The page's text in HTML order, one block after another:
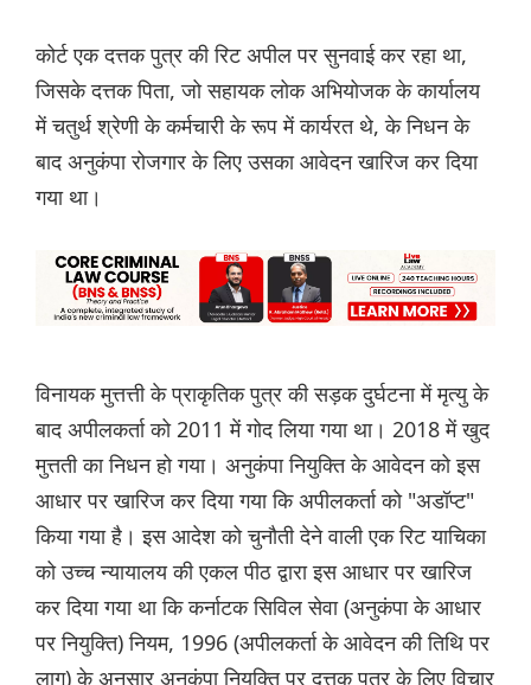
कोर्ट एक दत्तक पुत्र की रिट अपील पर सुनवाई कर रहा था,
जिसके दत्तक पिता, जो सहायक लोक अभियोजक के कार्यालय
में चतुर्थ श्रेणी के कर्मचारी के रूप में कार्यरत थे, के निधन के
बाद अनुकंपा रोजगार के लिए उसका आवेदन खारिज कर दिया
गया था।
विनायक मुत्तत्ती के प्राकृतिक पुत्र की सड़क दुर्घटना में मृत्यु के
बाद अपीलकर्ता को 2011 में गोद लिया गया था। 2018 में खुद
मुत्तती का निधन हो गया। अनुकंपा नियुक्ति के आवेदन को इस
आधार पर खारिज कर दिया गया कि अपीलकर्ता को "अडॉप्ट"
किया गया है। इस आदेश को चुनौती देने वाली एक रिट याचिका
को उच्च न्यायालय की एकल पीठ द्वारा इस आधार पर खारिज
कर दिया गया था कि कर्नाटक सिविल सेवा (अनुकंपा के आधार
पर नियुक्ति) नियम, 1996 (अपीलकर्ता के आवेदन की तिथि पर
लागू) के अनुसार अनुकंपा नियुक्ति पर दत्तक पुत्र के लिए विचार